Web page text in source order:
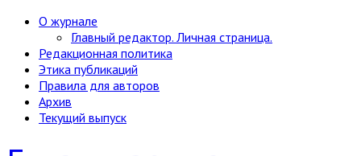
О журнале
Главный редактор. Личная страница.
Редакционная политика
Этика публикаций
Правила для авторов
Архив
Текущий выпуск